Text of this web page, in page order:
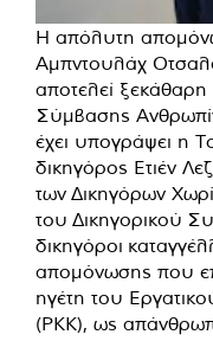
Η απόλυτη
Αμπντουλάχ
αποτελεί
Σύμβασης
έχει υπογράψει η
δικηγόρος Ετιέν
των Δικηγόρων
του Δικηγορικού
δικηγόροι
απομόνωσης που
ηγέτη του
(PKK), ως